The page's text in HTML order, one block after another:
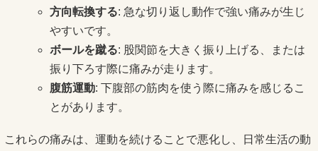
方向転換する: 急な切り返し動作で強い痛みが生じ
やすいです。
ボールを蹴る: 股関節を大きく振り上げる、または
振り下ろす際に痛みが走ります。
腹筋運動: 下腹部の筋肉を使う際に痛みを感じるこ
とがあります。
これらの痛みは、運動を続けることで悪化し、日常生活の動